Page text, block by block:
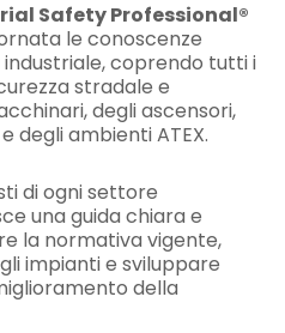
Safety Professional®
le conoscenze
industriale, coprendo tutti i
stradale e
degli ascensori,
degli ambienti ATEX.
di ogni settore
una guida chiara e
la normativa vigente,
impianti e sviluppare
della